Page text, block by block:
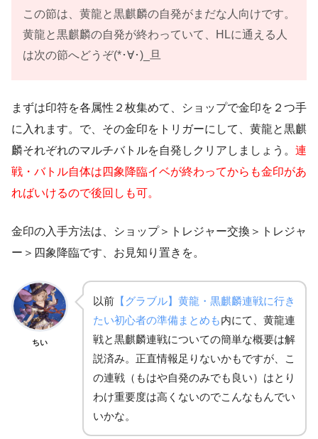
この節は、黄龍と黒麒麟の自発がまだな人向けです。
黄龍と黒麒麟の自発が終わっていて、HLに通える人
は次の節へどうぞ(*･∀･)_旦
まずは印符を各属性２枚集めて、ショップで金印を２つ手
に入れます。で、その金印をトリガーにして、黄龍と黒麒
麟それぞれのマルチバトルを自発しクリアしましょう。 連
戦・バトル自体は四象降臨イベが終わってからも金印があ
ればいけるので後回しも可。
金印の入手方法は、ショップ＞トレジャー交換＞トレジャ
ー＞四象降臨です、お見知り置きを。
ちい
以前 【グラブル】黄龍・黒麒麟連戦に行き
たい初心者の準備まとめも内にて、黄龍連
戦と黒麒麟連戦についての簡単な概要は解
説済み。正直情報足りないかもですが、こ
の連戦（もはや自発のみでも良い）はとり
わけ重要度は高くないのでこんなもんでい
いかな。